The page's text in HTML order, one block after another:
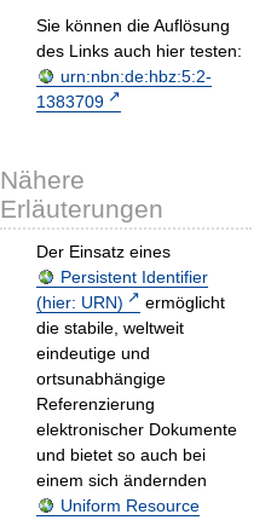
Sie können die Auflösung
des Links auch hier testen:
urn:nbn:de:hbz:5:2-
1383709
Nähere
Erläuterungen
Der Einsatz eines
Persistent Identifier
(hier: URN)
ermöglicht
die stabile, weltweit
eindeutige und
ortsunabhängige
Referenzierung
elektronischer Dokumente
und bietet so auch bei
einem sich ändernden
Uniform Resource